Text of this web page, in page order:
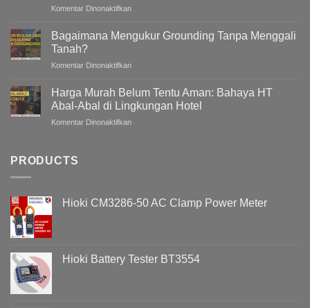
(AHF)
Sistem
Kelistrikan
Komentar Dinonaktifkanpada
Tegangan
Listrik
/
Meningkat
Pada
Malam
Hari
&
Hioki
Bagaimana Mengukur Grounding Tanpa Menggali
Tanah?
Komentar Dinonaktifkanpada
Mengukur
Grounding
Tanpa
Menggali
Harga Murah Belum Tentu Aman: Bahaya HT
Abal-Abal di Lingkungan Hotel
Komentar Dinonaktifkanpada
HT
Hotel
PRODUCTS
Hioki CM3286-50 AC Clamp Power Meter
Hioki Battery Tester BT3554